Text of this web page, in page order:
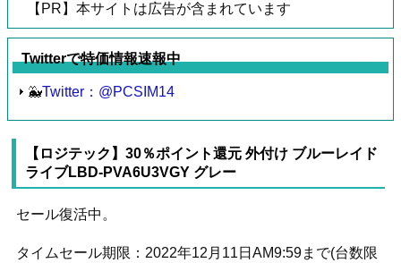
【PR】本サイトは広告が含まれています
Twitterで特価情報速報中
🐳Twitter：@PCSIM14
【ロジテック】30％ポイント還元 外付け ブルーレイド
ライブLBD-PVA6U3VGY グレー
セール復活中。
タイムセール期限：2022年12月11日AM9:59まで(台数限